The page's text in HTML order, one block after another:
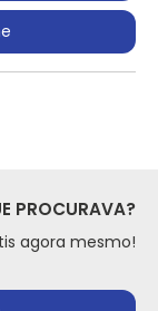
PROCURAVA?
agora mesmo!